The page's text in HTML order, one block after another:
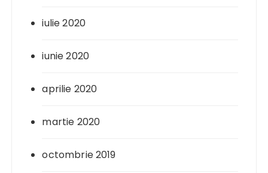
iulie 2020
iunie 2020
aprilie 2020
martie 2020
octombrie 2019